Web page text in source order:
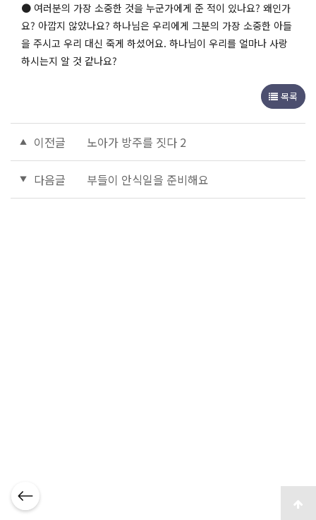
● 여러분의 가장 소중한 것을 누군가에게 준 적이 있나요? 왜인가
요? 아깝지 않았나요? 하나님은 우리에게 그분의 가장 소중한 아들
을 주시고 우리 대신 죽게 하셨어요. 하나님이 우리를 얼마나 사랑
하시는지 알 것 같나요?
목록
이전글 노아가 방주를 짓다 2
다음글 부들이 안식일을 준비해요